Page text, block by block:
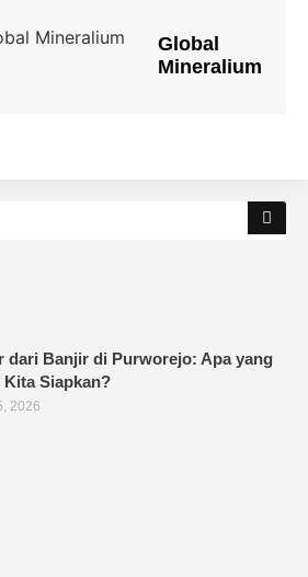
Global
Mineralium
dari Banjir di Purworejo: Apa yang
Kita Siapkan?
2026